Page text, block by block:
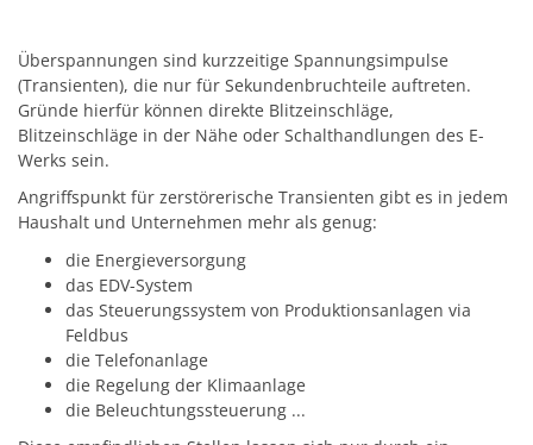
Überspannungen sind kurzzeitige Spannungsimpulse
(Transienten), die nur für Sekundenbruchteile auftreten.
Gründe hierfür können direkte Blitzeinschläge,
Blitzeinschläge in der Nähe oder Schalthandlungen des E-
Werks sein.
Angriffspunkt für zerstörerische Transienten gibt es in jedem
Haushalt und Unternehmen mehr als genug:
die Energieversorgung
das EDV-System
das Steuerungssystem von Produktionsanlagen via
Feldbus
die Telefonanlage
die Regelung der Klimaanlage
die Beleuchtungssteuerung ...